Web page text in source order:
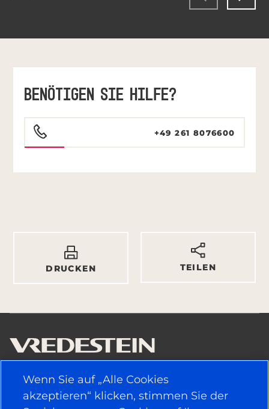
BENÖTIGEN SIE HILFE?
+49 261 8076600
DRUCKEN TEILEN
NÜTZLICHE LINKS
Wenn Sie auf „Alle Cookies
akzeptieren“ klicken, stimmen Sie der